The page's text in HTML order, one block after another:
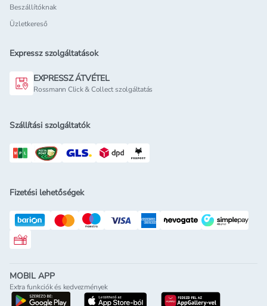
Beszállítóknak
Üzletkereső
Expressz szolgáltatások
EXPRESSZ ÁTVÉTEL
Rossmann Click & Collect szolgáltatás
Szállítási szolgáltatók
Fizetési lehetőségek
Rossmann ajándékkártya
MOBIL APP
Extra funkciók és kedvezmények
letöltés a google-play-rölletöltés az app-store-ból
letöltés